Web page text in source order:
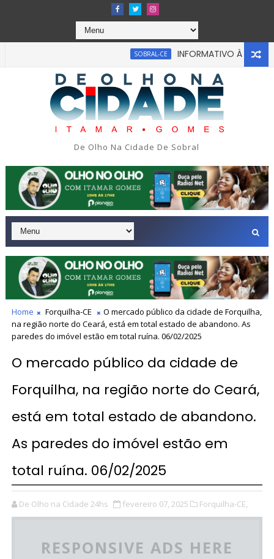
SOBRAL-CE INFORMATIVO À IMPRENSA
De Olho Na Cidade De Sobral
Home Forquilha-CE
O mercado público da cidade de Forquilha,
na região norte do Ceará, está em total estado de abandono. As
paredes do imóvel estão em total ruína. 06/02/2025
O mercado público da cidade de
Forquilha, na região norte do Ceará,
está em total estado de abandono.
As paredes do imóvel estão em
total ruína. 06/02/2025
De Olho na Cidade 24hs fevereiro 07, 2025 Forquilha-CE,
RESPONSIVE ADS HERE